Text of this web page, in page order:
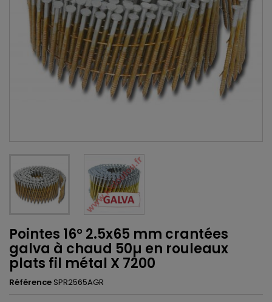
Pointes 16° 2.5x65 mm crantées
galva à chaud 50µ en rouleaux
plats fil métal X 7200
Référence SPR2565AGR